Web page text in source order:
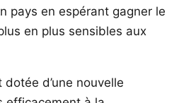
pays en espérant gagner le
en plus sensibles aux
dotée d’une nouvelle